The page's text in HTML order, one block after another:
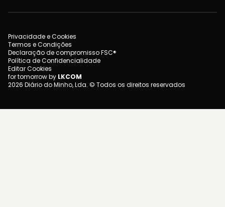
Privacidade e Cookies
Termos e Condições
Declaração de compromisso FSC®
Política de Confidencialidade
Editar Cookies
for tomorrow by LKCOM
2026 Diário do Minho, Lda. © Todos os direitos reservados